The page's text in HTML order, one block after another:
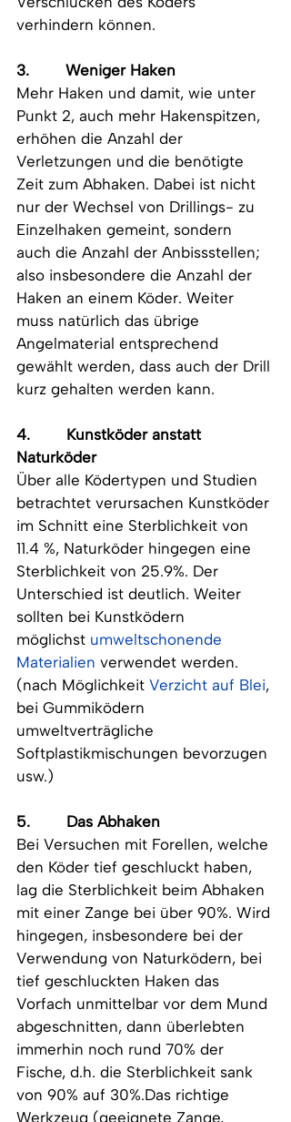
verhindern können.
3.        Weniger Haken
Mehr Haken und damit, wie unter
Punkt 2, auch mehr Hakenspitzen,
erhöhen die Anzahl der
Verletzungen und die benötigte
Zeit zum Abhaken. Dabei ist nicht
nur der Wechsel von Drillings- zu
Einzelhaken gemeint, sondern
auch die Anzahl der Anbissstellen;
also insbesondere die Anzahl der
Haken an einem Köder. Weiter
muss natürlich das übrige
Angelmaterial entsprechend
gewählt werden, dass auch der Drill
kurz gehalten werden kann.
4.        Kunstköder anstatt
Naturköder
Über alle Ködertypen und Studien
betrachtet verursachen Kunstköder
im Schnitt eine Sterblichkeit von
11.4 %, Naturköder hingegen eine
Sterblichkeit von 25.9%. Der
Unterschied ist deutlich. Weiter
sollten bei Kunstködern
möglichst umweltschonende
Materialien verwendet werden.
(nach Möglichkeit Verzicht auf Blei,
bei Gummiködern
umweltverträgliche
Softplastikmischungen bevorzugen
usw.)
5.        Das Abhaken
Bei Versuchen mit Forellen, welche
den Köder tief geschluckt haben,
lag die Sterblichkeit beim Abhaken
mit einer Zange bei über 90%. Wird
hingegen, insbesondere bei der
Verwendung von Naturködern, bei
tief geschluckten Haken das
Vorfach unmittelbar vor dem Mund
abgeschnitten, dann überlebten
immerhin noch rund 70% der
Fische, d.h. die Sterblichkeit sank
von 90% auf 30%.Das richtige
Werkzeug (geeignete Zange,